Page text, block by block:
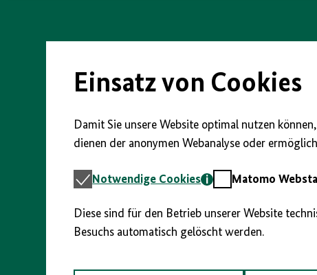
Seiteninhalt
Einsatz von Cookies
Damit Sie unsere Website optimal nutzen
dienen der anonymen Webanalyse oder
Notwendige
Notwendige Cookies
MatomoMatomo
Diese sind für den Betrieb unserer Website
Besuchs automatisch gelöscht werden.